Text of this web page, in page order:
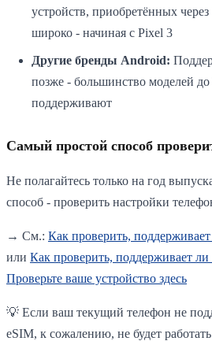
устройств, приобретённых
широко - начиная с Pixel 3
Другие бренды Android:
позже - большинство моделей до
поддерживают
Самый простой способ
Не полагайтесь только на год
способ - проверить настройки
→ См.: Как проверить,
или Как проверить, поддерживает
Проверьте ваше устройство здесь
💡 Если ваш текущий телефон не
eSIM, к сожалению, не будет